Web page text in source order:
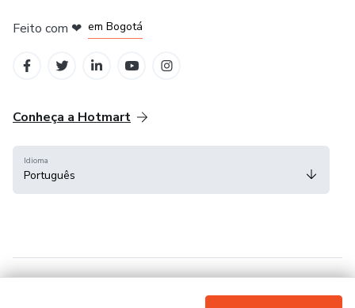
Feito com ❤ em Bogotá
Conheça a Hotmart
Idioma
Português